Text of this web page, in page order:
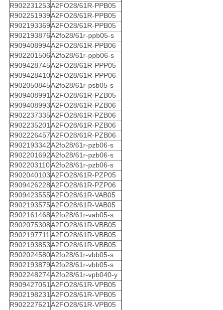
R902231253A2FO28/61R-PPB05
R902251939A2FO28/61R-PPB05
R902193369A2FO28/61R-PPB05
R902193876A2fo28/61r-ppb05-s
R909408994A2FO28/61R-PPB06
R902201506A2fo28/61r-ppb06-s
R909428745A2FO28/61R-PPP05
R909428410A2FO28/61R-PPP06
R902050845A2fo28/61r-psb05-s
R909408991A2FO28/61R-PZB05
R909408993A2FO28/61R-PZB06
R902237335A2FO28/61R-PZB06
R902235201A2FO28/61R-PZB06
R902226457A2FO28/61R-PZB06
R902193342A2fo28/61r-pzb06-s
R902201692A2fo28/61r-pzb06-s
R902203110A2fo28/61r-pzb06-s
R902040103A2FO28/61R-PZP05
R909426228A2FO28/61R-PZP06
R909423555A2FO28/61R-VAB05
R902193575A2FO28/61R-VAB05
R902161468A2fo28/61r-vab05-s
R902075308A2FO28/61R-VBB05
R902197711A2FO28/61R-VBB05
R902193853A2FO28/61R-VBB05
R902024580A2fo28/61r-vbb05-s
R902193879A2fo28/61r-vbb05-s
R902248274A2fo28/61r-vpb040-y
R909427051A2FO28/61R-VPB05
R902198231A2FO28/61R-VPB05
R902227621A2FO28/61R-VPB05